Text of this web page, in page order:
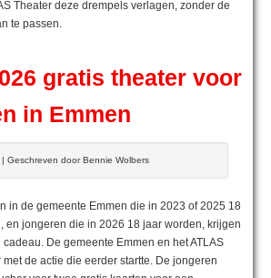
Theater deze drempels verlagen, zonder de
te passen.
gratis theater voor
in Emmen
Geschreven door Bennie Wolbers
in de gemeente Emmen die in 2023 of 2025 18
en jongeren die in 2026 18 jaar worden, krijgen
De gemeente Emmen en het ATLAS
de actie die eerder startte. De jongeren